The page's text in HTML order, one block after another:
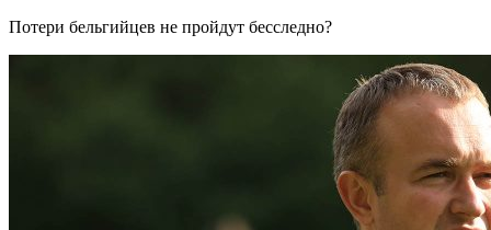
Потери бельгийцев не пройдут бесследно?